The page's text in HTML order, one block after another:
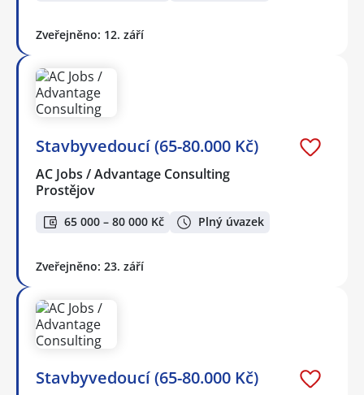
Zveřejněno: 12. září
Stavbyvedoucí (65-80.000 Kč)
AC Jobs / Advantage Consulting
Prostějov
65 000 – 80 000 Kč Plný úvazek
Zveřejněno: 23. září
Stavbyvedoucí (65-80.000 Kč)